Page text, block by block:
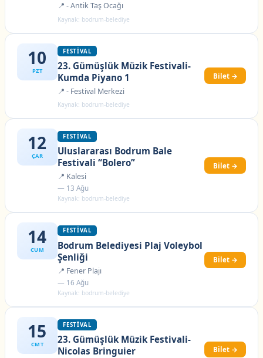
📍 - Antik Taş Ocağı
Kaynak: bodrum-belediye
10
PZT
FESTIVAL
23. Gümüşlük Müzik Festivali-
Kumda Piyano 1
📍 - Festival Merkezi
Kaynak: bodrum-belediye
Bilet →
12
ÇAR
FESTIVAL
Uluslararası Bodrum Bale
Festivali “Bolero”
📍 Kalesi
— 13 Ağu
Kaynak: bodrum-belediye
Bilet →
14
CUM
FESTIVAL
Bodrum Belediyesi Plaj Voleybol
Şenliği
📍 Fener Plajı
— 16 Ağu
Kaynak: bodrum-belediye
Bilet →
15
CMT
FESTIVAL
23. Gümüşlük Müzik Festivali-
Nicolas Bringuier
Bilet →